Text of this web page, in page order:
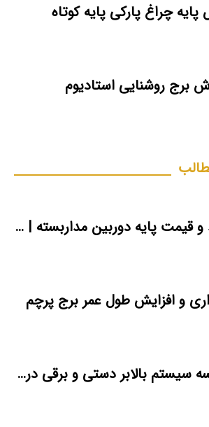
چراغ پارکی پایه کوتاه
برج روشنایی استادیوم
خرید و قیمت پایه دوربین مداربسته | دکل دوربین
و افزایش طول عمر برج پرچم
مقایسه سیستم بالابر دستی و برقی در برج پرچم